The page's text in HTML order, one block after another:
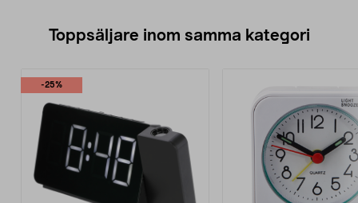
Toppsäljare inom samma kategori
-25%